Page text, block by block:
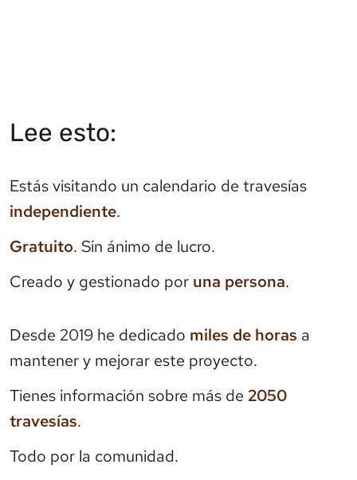
Lee esto:
Estás visitando un calendario de travesías
independiente.
Gratuito. Sin ánimo de lucro.
Creado y gestionado por una persona.
Desde 2019 he dedicado miles de horas a
mantener y mejorar este proyecto.
Tienes información sobre más de 2050
travesías.
Todo por la comunidad.